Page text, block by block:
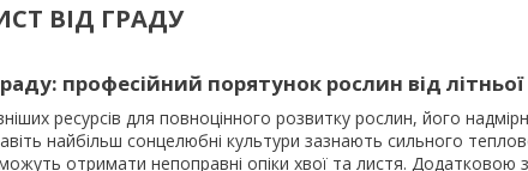
ВІД ГРАДУ
професійний порятунок рослин від
ресурсів для повноцінного розвитку рослин, його
найбільш сонцелюбні культури зазнають сильного
отримати непоправні опіки хвої та листя.